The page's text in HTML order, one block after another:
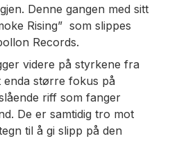
Denne gangen med sitt
Rising” som slippes
Records.
videre på styrkene fra
enda større fokus på
riff som fanger
De er samtidig tro mot
til å gi slipp på den